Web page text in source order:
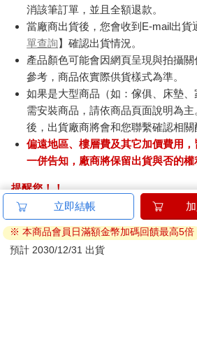
消該筆訂單，並且全額退款。
當廠商出貨後，您會收到E-mail出貨
單查詢】確認出貨情況。
產品顏色可能會因網頁呈現與拍攝
參考，商品依實際供貨樣式為準。
如果是大型商品（如：傢俱、床墊、
需安裝商品，請依商品頁面說明為
後，出貨廠商將會和您聯繫確認相關
偏遠地區、樓層費及其它加價費用，
一併告知，廠商將保留出貨與否的權
提醒您！！
金石堂及銀行均不會請您操作ATM! 如
ATM提款機，請不要聽從指示，以免受
退換貨須知：
立即結帳
※ 本商品會員日滿額金幣加碼回饋最高5倍
預計 2030/12/31 出貨